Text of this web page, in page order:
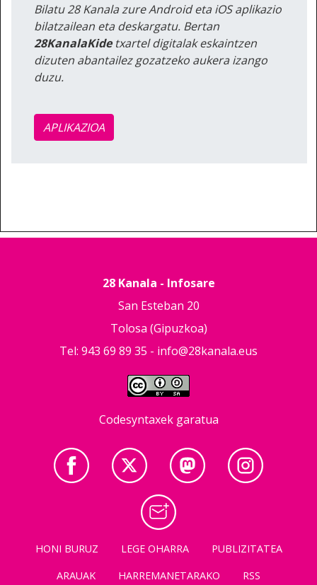
Bilatu 28 Kanala zure Android eta iOS aplikazio
bilatzailean eta deskargatu. Bertan
28KanalaKidetxartel digitalak eskaintzen
dizuten abantailez gozatzeko aukera izango
duzu.
APLIKAZIOA
28 Kanala - Infosare
San Esteban 20
Tolosa (Gipuzkoa)
Tel: 943 69 89 35 - info@28kanala.eus
Codesyntaxek garatua
HONI BURUZ LEGE OHARRA
PUBLIZITATEA
ARAUAK
HARREMANETARAKO RSS